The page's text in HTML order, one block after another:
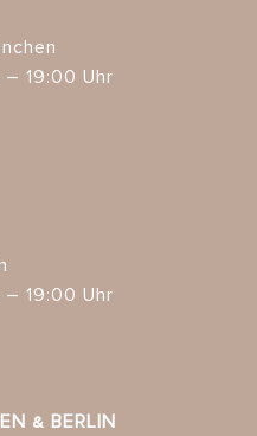
– 19:00 Uhr
– 19:00 Uhr
& BERLIN